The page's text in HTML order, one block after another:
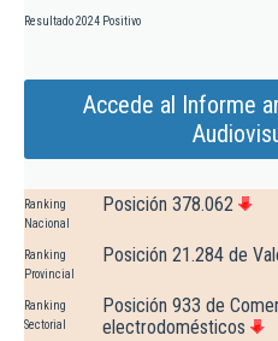
Resultado 2024 Positivo
Accede al Informe
Ranking
Nacional
Posición 378.062
Ranking
Provincial
Posición 21.284 de
Ranking
Sectorial
Posición 933 de
electrodomésticos